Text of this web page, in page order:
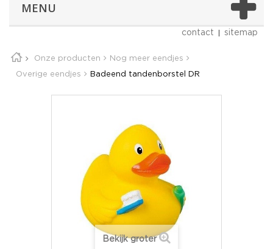
MENU
contact sitemap
Onze producten Nog meer eendjes
Overige eendjes Badeend tandenborstel DR
Bekijk groter